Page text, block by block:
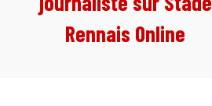
Rennais Online